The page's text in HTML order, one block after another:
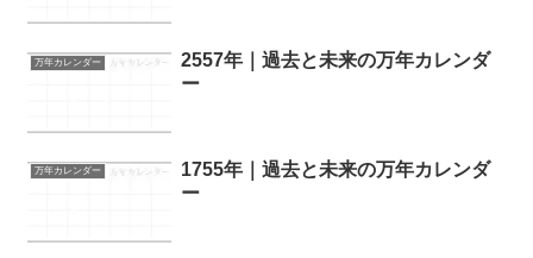
万年カレンダー
2557年｜過去と未来の万年カレンダ
ー
万年カレンダー
1755年｜過去と未来の万年カレンダ
ー